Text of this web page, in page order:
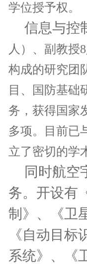
学位授予权。
信息与控
人）、副教授
构成的研究团
目、国防基础
务，获得国家
多项。目前已
立了密切的学
同时航空
务。开设有
制》、《卫
《自动目
系统》、《